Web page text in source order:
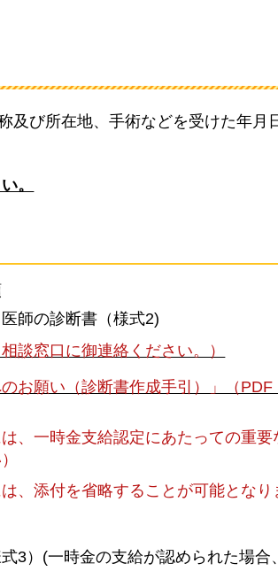
及び所在地、手術などを受けた年月
。
師の診断書（様式2)
談窓口に御連絡ください。）
お願い（診断書作成手引）」（PDF
、一時金支給認定にあたっての重要
、添付を省略することが可能となり
3）(一時金の支給が認められた場合